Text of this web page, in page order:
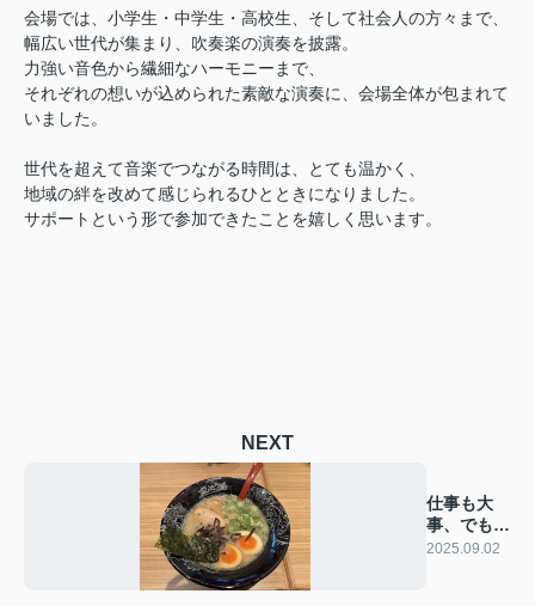
会場では、小学生・中学生・高校生、そして社会人の方々まで、
幅広い世代が集まり、吹奏楽の演奏を披露。
力強い音色から繊細なハーモニーまで、
それぞれの想いが込められた素敵な演奏に、会場全体が包まれて
いました。
世代を超えて音楽でつながる時間は、とても温かく、
地域の絆を改めて感じられるひとときになりました。
サポートという形で参加できたことを嬉しく思います。
NEXT
仕事も大
事、でもラ
ーメンも大
2025.09.02